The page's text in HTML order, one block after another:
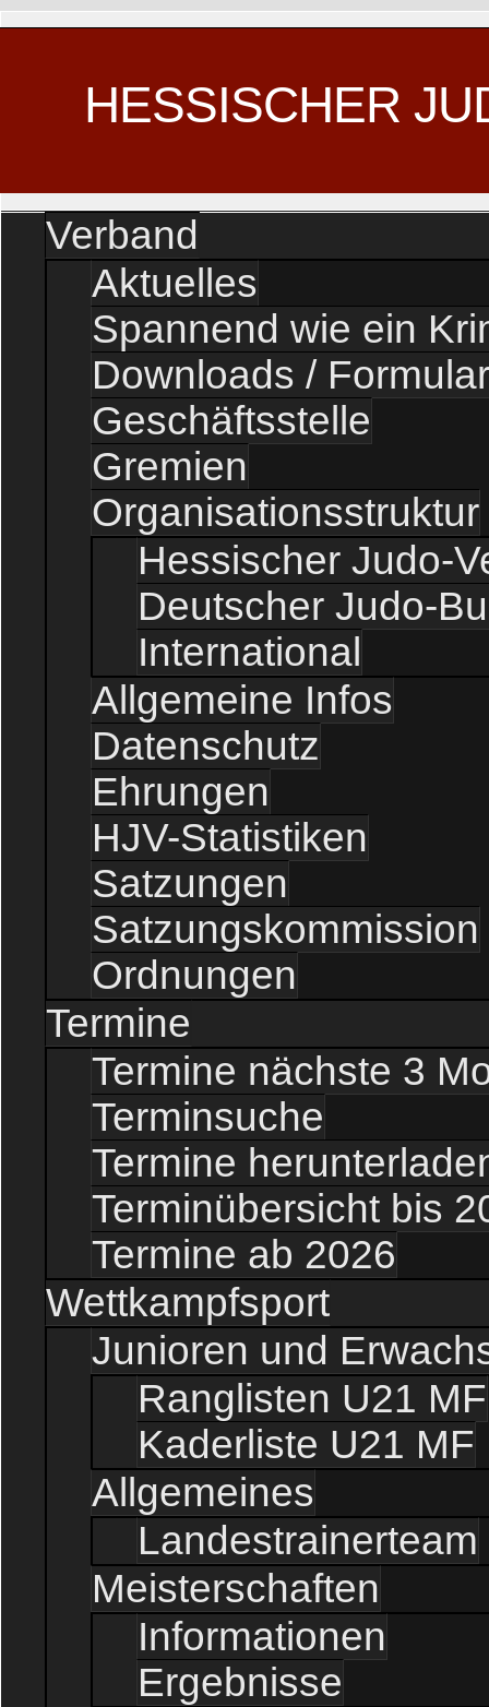
HESSISCHER
Verband
Aktuelles
Spannend wie ein
Downloads /
Geschäftsstelle
Gremien
Organisationsstruktur
Hessischer Judo-
Deutscher Judo-
International
Allgemeine Infos
Datenschutz
Ehrungen
HJV-Statistiken
Satzungen
Satzungskommission
Ordnungen
Termine
Termine nächste 3
Terminsuche
Termine
Terminübersicht bis
Termine ab 2026
Wettkampfsport
Junioren und
Ranglisten U21 MF
Kaderliste U21 MF
Allgemeines
Landestrainerteam
Meisterschaften
Informationen
Ergebnisse